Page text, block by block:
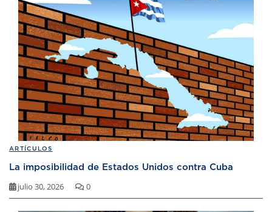
ARTÍCULOS
La imposibilidad de Estados Unidos contra Cuba
julio 30, 2026 0